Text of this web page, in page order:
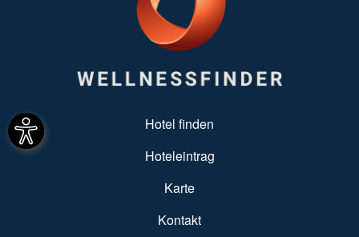
SUBFOOTER MENU
Hotel finden
Hoteleintrag
Karte
Kontakt